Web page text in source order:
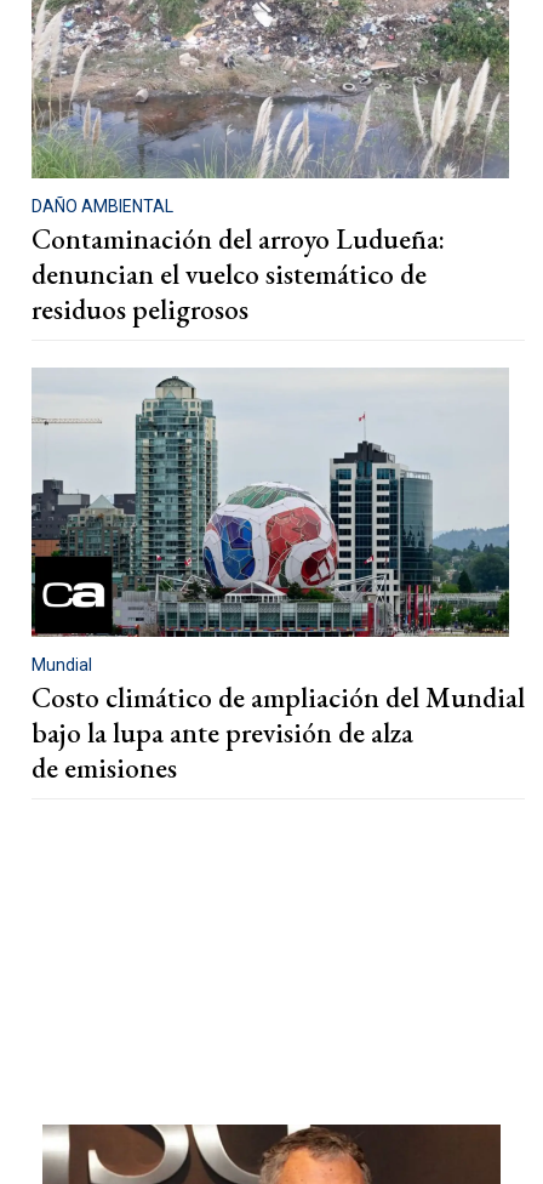
DAÑO AMBIENTAL
Contaminación del arroyo Ludueña:
denuncian el vuelco sistemático de
residuos peligrosos
Mundial
Costo climático de ampliación del Mundial
bajo la lupa ante previsión de alza
de emisiones